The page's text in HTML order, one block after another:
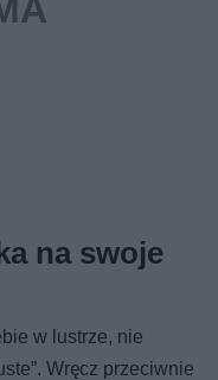
na swoje
w lustrze, nie
Wręcz przeciwnie